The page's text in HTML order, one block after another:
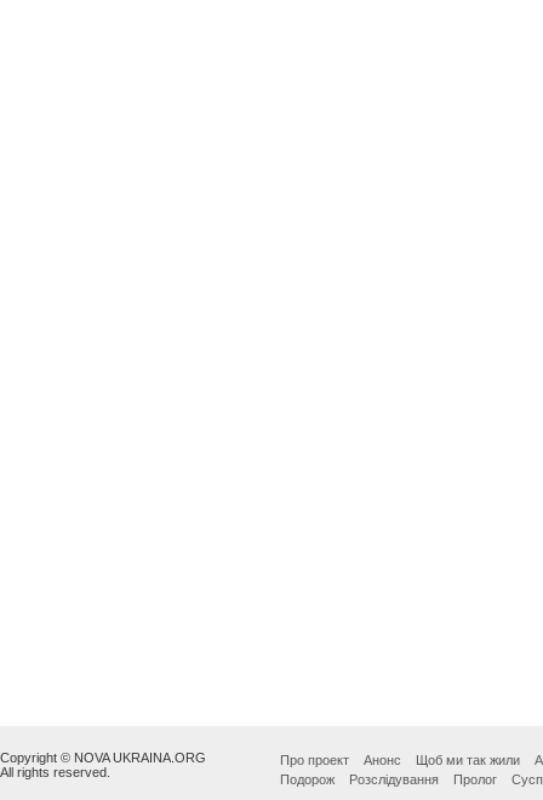
Copyright © NOVA UKRAINA.ORG
All rights reserved.
Про проект Анонс Щоб ми так жили
Подорож
Розслідування Пролог